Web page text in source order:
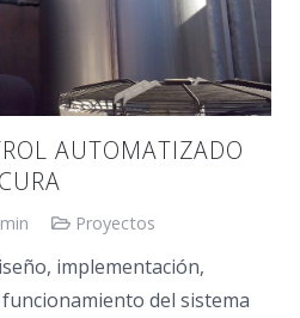
AUTOMATIZADO
Proyectos
implementación,
del sistema